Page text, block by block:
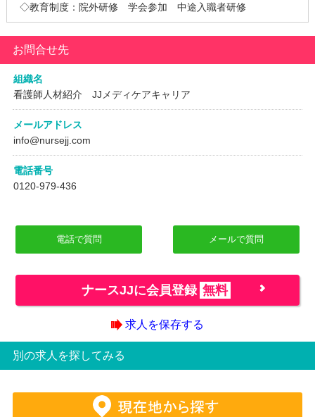
◇教育制度：院外研修 学会参加 中途入職者研修
お問合せ先
組織名
看護師人材紹介 JJメディケアキャリア
メールアドレス
info@nursejj.com
電話番号
0120-979-436
電話で質問 メールで質問
ナースJJに会員登録 無料
求人を保存する
別の求人を探してみる